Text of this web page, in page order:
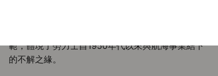
範，體現了勞力士自1950年代以來與航海事業結下
的不解之緣。